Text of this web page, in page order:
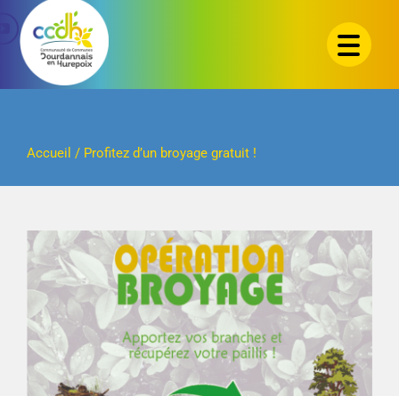
Passer
contenu
Accueil / Profitez d’un broyage gratuit !